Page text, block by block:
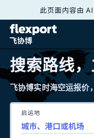
此页面内容由 AI
搜索路线
飞协博实时海空运报价
启运地